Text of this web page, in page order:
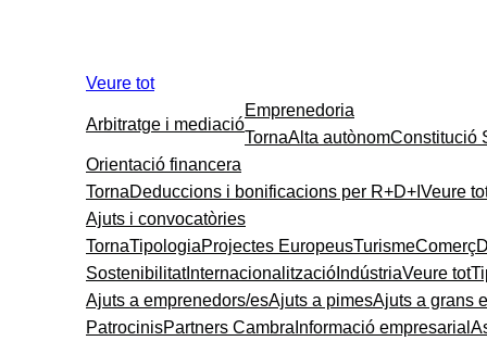
Veure tot
Arbitratge i mediació
Emprenedoria
TornaAlta autònomConstitució
Orientació financera
TornaDeduccions i bonificacions per R+D+I Veure
Ajuts i convocatòries
TornaTipologiaProjectes EuropeusTurismeComerç
SostenibilitatInternacionalització IndústriaVeure tot
Ajuts a emprenedors/esAjuts a pimesAjuts a grans
PatrocinisPartners Cambra Informació empresarial